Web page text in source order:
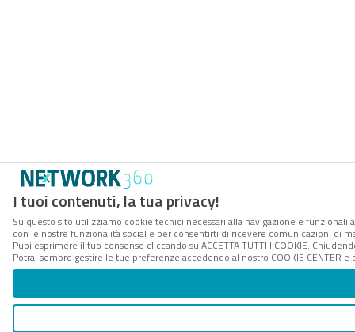
I tuoi contenuti, la tua privacy!
Su questo sito utilizziamo cookie tecnici necessari alla navigazione e
con le nostre funzionalità social e per consentirti di ricevere comunicazioni di
Puoi esprimere il tuo consenso cliccando su ACCETTA TUTTI I COOKIE.
Potrai sempre gestire le tue preferenze accedendo al nostro COOKIE